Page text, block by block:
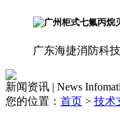
广东海捷消防科
新闻资讯 | News
您的位置： 首页 > 技术